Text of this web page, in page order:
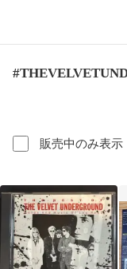
販売中のみ表示